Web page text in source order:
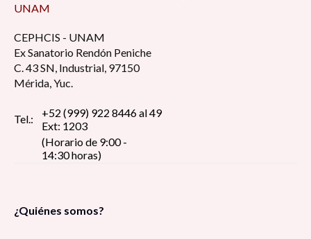
UNAM
CEPHCIS - UNAM
Ex Sanatorio Rendón Peniche
C. 43 SN, Industrial, 97150
Mérida, Yuc.
Tel.:
+52 (999) 922 8446 al 49
Ext: 1203
(Horario de 9:00 -
14:30 horas)
¿Quiénes somos?